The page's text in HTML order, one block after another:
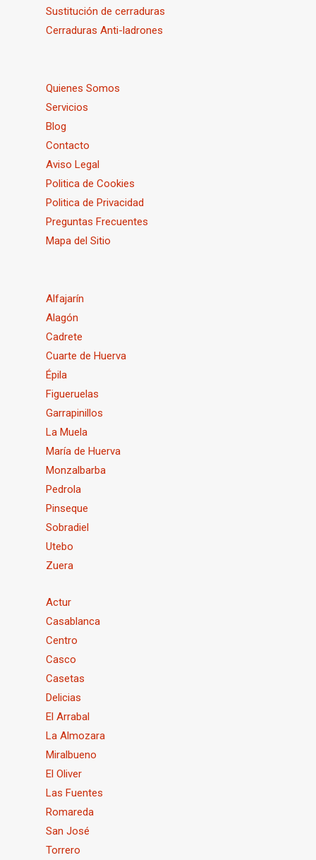
Sustitución de cerraduras
Cerraduras Anti-ladrones
Quienes Somos
Servicios
Blog
Contacto
Aviso Legal
Politica de Cookies
Politica de Privacidad
Preguntas Frecuentes
Mapa del Sitio
Alfajarín
Alagón
Cadrete
Cuarte de Huerva
Épila
Figueruelas
Garrapinillos
La Muela
María de Huerva
Monzalbarba
Pedrola
Pinseque
Sobradiel
Utebo
Zuera
Actur
Casablanca
Centro
Casco
Casetas
Delicias
El Arrabal
La Almozara
Miralbueno
El Oliver
Las Fuentes
Romareda
San José
Torrero